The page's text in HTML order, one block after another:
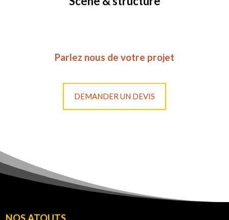
Parlez nous de votre projet
DEMANDER UN DEVIS
NOS ATOUTS